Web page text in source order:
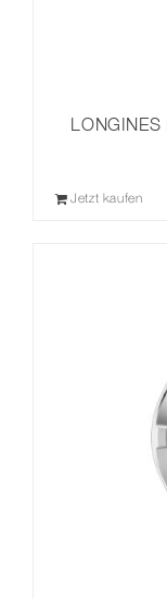
LONGINES
Jetzt kaufen